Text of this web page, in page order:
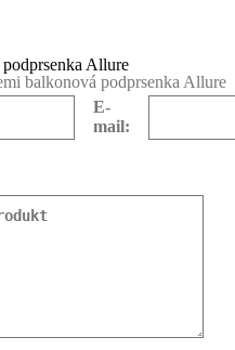
Allure
balkonová podprsenka Allure
E-
mail: